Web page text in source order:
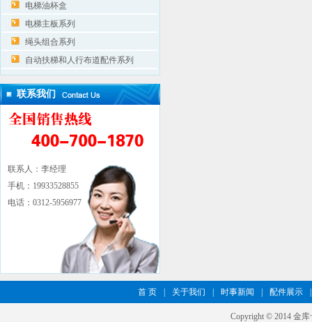
电梯油杯盒
电梯主板系列
绳头组合系列
自动扶梯和人行布道配件系列
联系我们
联系人：李经理
手机：19933528855
电话：0312-5956977
首 页 关于我们 时事新闻 配件展示
Copyright © 2014 金